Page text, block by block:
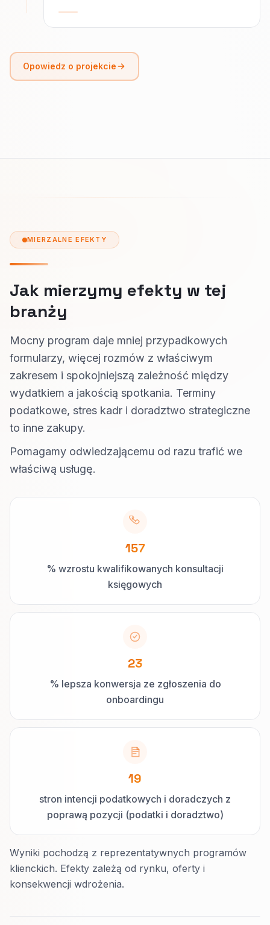
Opowiedz o projekcie
MIERZALNE EFEKTY
Jak mierzymy efekty w tej
branży
Mocny program daje mniej przypadkowych
formularzy, więcej rozmów z właściwym
zakresem i spokojniejszą zależność między
wydatkiem a jakością spotkania. Terminy
podatkowe, stres kadr i doradztwo strategiczne
to inne zakupy.
Pomagamy odwiedzającemu od razu trafić we
właściwą usługę.
157
% wzrostu kwalifikowanych konsultacji
księgowych
23
% lepsza konwersja ze zgłoszenia do
onboardingu
19
stron intencji podatkowych i doradczych z
poprawą pozycji (podatki i doradztwo)
Wyniki pochodzą z reprezentatywnych programów
klienckich. Efekty zależą od rynku, oferty i
konsekwencji wdrożenia.